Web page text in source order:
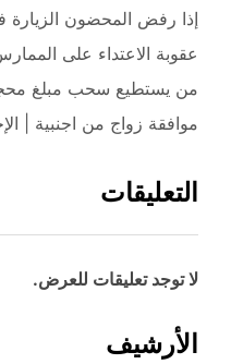
إذا رفض المحضون الزيارة
عقوبة الاعتداء على
من يستطيع سحب مبلغ
موافقة زواج من اجنبية |
التعليقات
لا توجد تعليقات للعرض.
الأرشيف